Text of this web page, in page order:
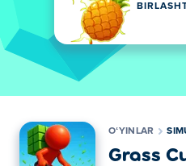
OʻYINLAR
Grass